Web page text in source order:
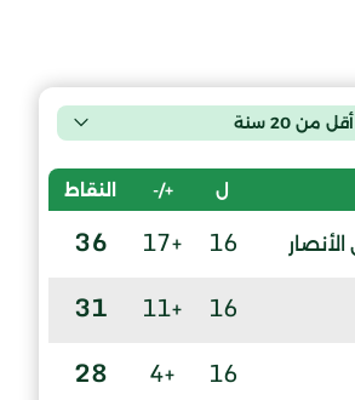
من 20 سنة
ل +/- النقاط
16
+17
36
16
+11
31
16
+4
28